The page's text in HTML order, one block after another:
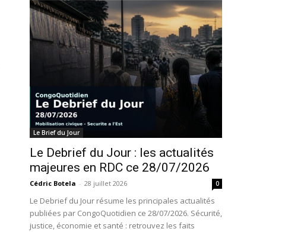
Le Brief du Jour
Le Debrief du Jour : les actualités
majeures en RDC ce 28/07/2026
Cédric Botela - 28 juillet 2026 0
Le Debrief du Jour résume les principales actualités
publiées par CongoQuotidien ce 28/07/2026. Sécurité,
justice, économie et santé : retrouvez les faits